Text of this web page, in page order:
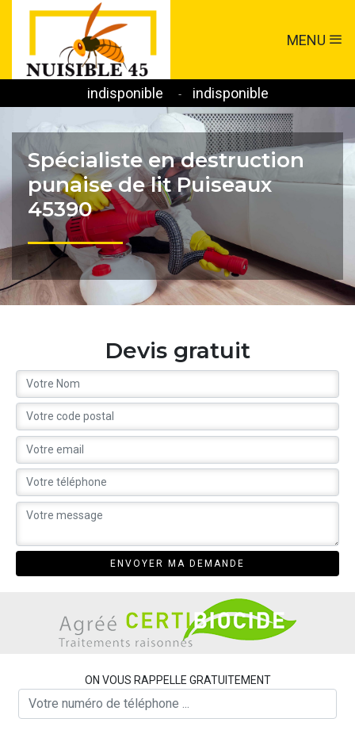
MENU
indisponible - indisponible
Spécialiste en destruction
punaise de lit Puiseaux
45390
Devis gratuit
ON VOUS RAPPELLE GRATUITEMENT